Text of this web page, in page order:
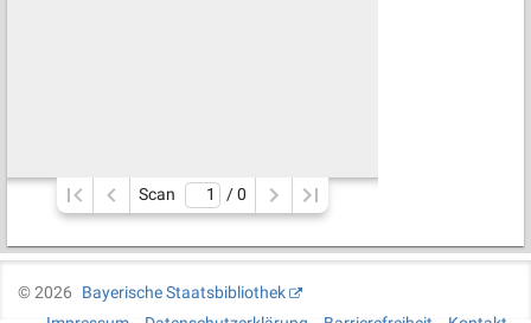
Scan / 0
©2026
Bayerische Staatsbibliothek